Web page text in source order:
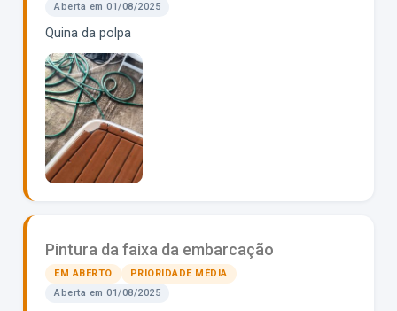
Aberta em 01/08/2025
Quina da polpa
Pintura da faixa da embarcação
EM ABERTO
PRIORIDADE MÉDIA
Aberta em 01/08/2025